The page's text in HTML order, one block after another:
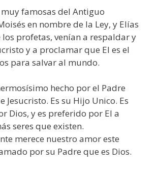
famosas del Antiguo
en nombre de la Ley, y Elías
profetas, venían a respaldar y
y a proclamar que El es el
para salvar al mundo.
hecho por el Padre
Jesucristo. Es su Hijo Unico. Es
Dios, y es preferido por El a
seres que existen.
merece nuestro amor este
por su Padre que es Dios.